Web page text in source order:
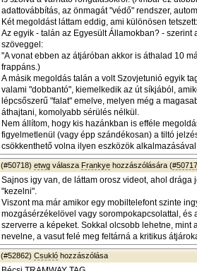
adattovábbítás, az önmagát "védő" rendszer,
Két megoldást láttam eddig, ami különösen tetszett:
Az egyik - talán az Egyesült Államokban? -
szöveggel:
"A vonat ebben az átjáróban akkor is áthalad 10
frappáns.)
A másik megoldás talán a volt Szovjetunió egyik
valami "dobbantó", kiemelkedik az út síkjából,
lépcsőszerű "falat" emelve, melyen még a
áthajtani, komolyabb sérülés nélkül.
Nem állítom, hogy kis hazánkban is efféle
figyelmetlenül (vagy épp szándékosan) a tiltó
csökkenthető volna ilyen eszközök
(#50718) etwg válasza Frankye hozzászólására (#50717
Sajnos igy van, de láttam orosz videot, ahol
"kezelni".
Viszont ma már amikor egy mobiltelefont szinte
mozgásérzékelövel vagy sorompokapcsolattal,
szerverre a képeket. Sokkal olcsobb lehetne, mint
nevelne, a vasut felé meg feltárná a kritikus
(#52862) Csukló hozzászólása